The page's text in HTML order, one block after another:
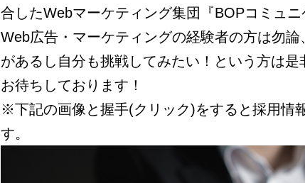
合したWebマーケティング集団『BOPコミュニ
Web広告・マーケティングの経験者の方は勿
があるし自分も挑戦してみたい！という方は是
お待ちしております！
※下記の画像と握手(クリック)をすると採用情
す。